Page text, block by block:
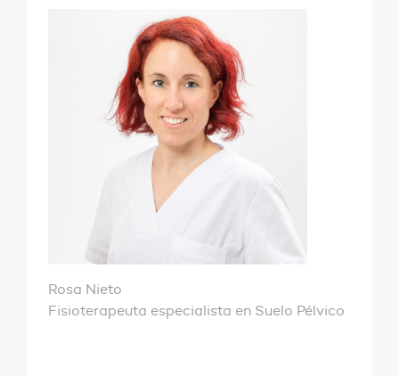
Rosa Nieto
Fisioterapeuta especialista en Suelo Pélvico